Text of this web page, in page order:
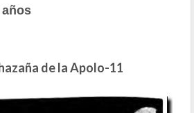
de la Apolo-11